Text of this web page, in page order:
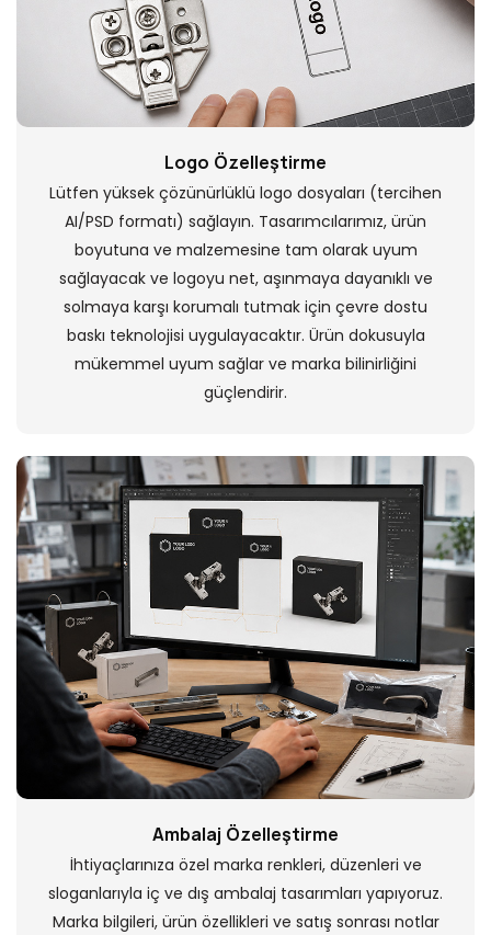
Logo Özelleştirme
Lütfen yüksek çözünürlüklü logo dosyaları (tercihen
AI/PSD formatı) sağlayın. Tasarımcılarımız, ürün
boyutuna ve malzemesine tam olarak uyum
sağlayacak ve logoyu net, aşınmaya dayanıklı ve
solmaya karşı korumalı tutmak için çevre dostu
baskı teknolojisi uygulayacaktır. Ürün dokusuyla
mükemmel uyum sağlar ve marka bilinirliğini
güçlendirir.
Ambalaj Özelleştirme
İhtiyaçlarınıza özel marka renkleri, düzenleri ve
sloganlarıyla iç ve dış ambalaj tasarımları yapıyoruz.
Marka bilgileri, ürün özellikleri ve satış sonrası notlar